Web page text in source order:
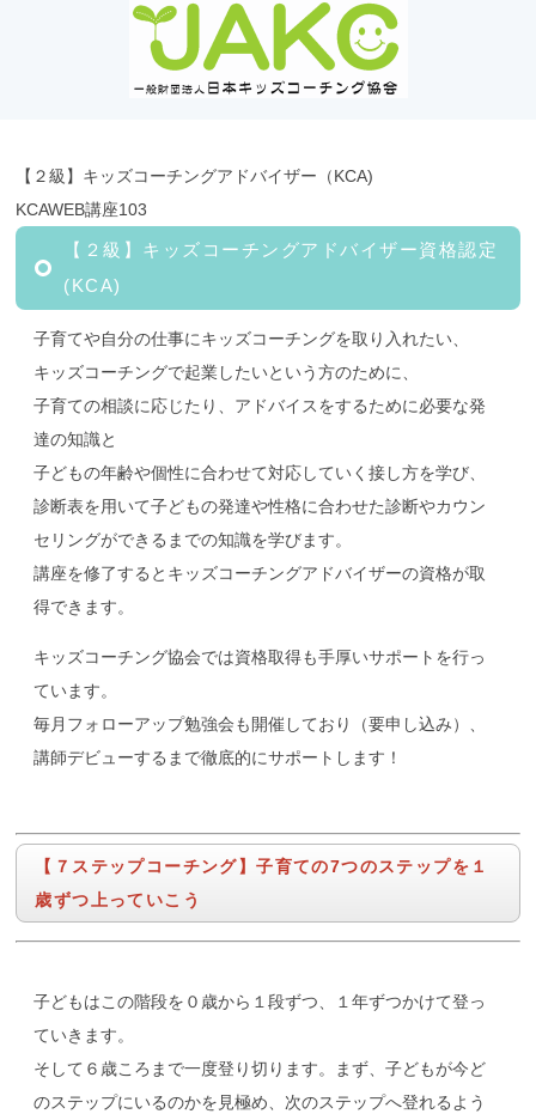
【２級】キッズコーチングアドバイザー（KCA)
KCAWEB講座103
【２級】キッズコーチングアドバイザー資格認定
(KCA)
子育てや自分の仕事にキッズコーチングを取り入れたい、
キッズコーチングで起業したいという方のために、
子育ての相談に応じたり、アドバイスをするために必要な発
達の知識と
子どもの年齢や個性に合わせて対応していく接し方を学び、
診断表を用いて子どもの発達や性格に合わせた診断やカウン
セリングができるまでの知識を学びます。
講座を修了するとキッズコーチングアドバイザーの資格が取
得できます。
キッズコーチング協会では資格取得も手厚いサポートを行っ
ています。
毎月フォローアップ勉強会も開催しており（要申し込み）、
講師デビューするまで徹底的にサポートします！
【７ステップコーチング】子育ての7つのステップを１
歳ずつ上っていこう
子どもはこの階段を０歳から１段ずつ、１年ずつかけて登っ
ていきます。
そして６歳ころまで一度登り切ります。まず、子どもが今ど
のステップにいるのかを見極め、次のステップへ登れるよう